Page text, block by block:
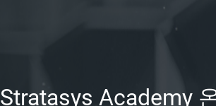
Stratasys Academy